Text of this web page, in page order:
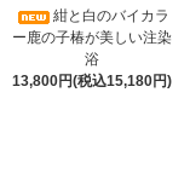
紺と白のバイカラ
ー鹿の子椿が美しい注染
浴
13,800円(税込15,180円)